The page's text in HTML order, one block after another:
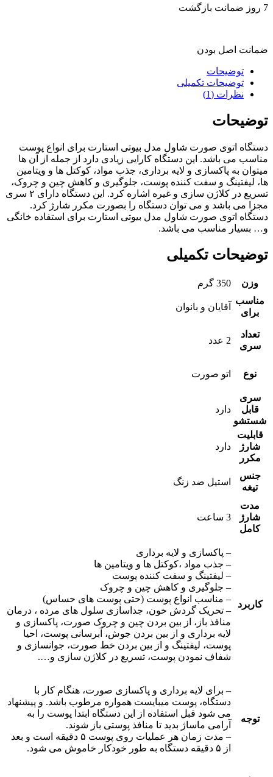
7 روز ضمانت بازگشت
ضمانت اصل بودن
توضیحات
توضیحات تکمیلی
نظرات (1)
توضیحات
دستگاه اتوی صورت شاول مدل بیوتی استارت برای انواع پوست
مناسب می باشد. این دستگاه کارایی زیادی دارد از جمله از آن ها
میتوان به پاکسازی و لایه برداری، جذب مواد، کوکتل ها و ویتامین
ها، لیفتینگ و سفت کننده پوست، جلوگیری و کاهش چین و چروک،
تسریع در کلاژن سازی و غیره اشاره کرد. این دستگاه دارای ۲ سری
مجزا می باشد و می توان دستگاه را بصورت مکرر شارژ کرد.
دستگاه اتوی صورت شاول مدل بیوتی استارت برای استفاده خانگی
و… بسیار مناسب می باشد.
توضیحات تکمیلی
وزن
350 گرم
مناسب
برای
آقایان و بانوان
تعداد
سری
2 عدد
نوع اتو صورت
سری
قابل
شستشو
دارد
قابلیت
شارژ
مکرر
دارد
جنس
تیغه
استیل ضد زنگ
مدت
شارژ
کامل
3 ساعت
کاربرد
– پاکسازی و لایه برداری
– جذب مواد ،کوکتل ها و ویتامین ها
– لیفتینگ و سفت کننده پوست
– جلوگیری و کاهش چین و چروک
– مناسب انواع پوست (حتی پوست های حساس)
– تحریک گردش خون، جداسازی سلول های مرده ، درمان
منافذ باز، از بین بردن چین و چروک صورت، پاکسازی و
لایه برداری و از بین بردن جوش، آبرسانی پوست، احیا
پوست، لیفتینگ و از بین بردن خط صورت، جوانسازی و
شفاف نمودن پوست، تسریع در کلاژن سازی و….
توجه
– برای لایه برداری و پاکسازی صورت، هنگام کار با
دستگاه، پوست میبایست همواره مرطوب باشد. و پیشنهاد
می شود قبل استفاده از این دستگاه ابتدا پوست را به
آرامی ماساژ بدید تا منافذ پوستی باز شوند.
– مدت زمان هر عملیات روی پوست ۵ دقیقه است و بعد
از ۵ دقیقه دستگاه به طور خودکار خاموش می شود.